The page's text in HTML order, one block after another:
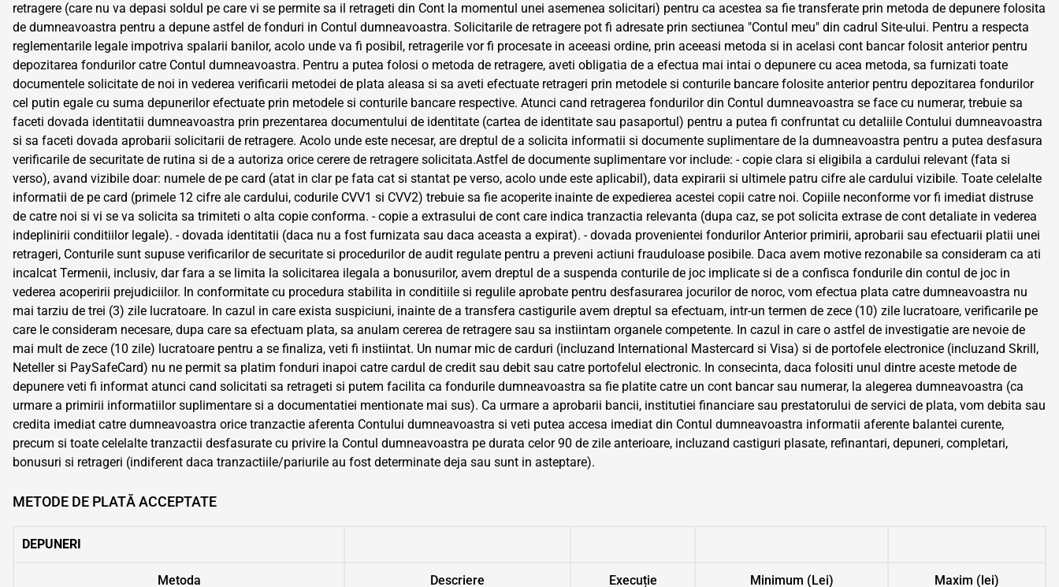
retragere (care nu va depasi soldul pe care vi se permite sa il retrageti din Cont la momentul unei asemenea solicitari) pentru ca acestea sa fie transferate prin metoda de depunere folosita
de dumneavoastra pentru a depune astfel de fonduri in Contul dumneavoastra. Solicitarile de retragere pot fi adresate prin sectiunea "Contul meu" din cadrul Site-ului. Pentru a respecta
reglementarile legale impotriva spalarii banilor, acolo unde va fi posibil, retragerile vor fi procesate in aceeasi ordine, prin aceeasi metoda si in acelasi cont bancar folosit anterior pentru
depozitarea fondurilor catre Contul dumneavoastra. Pentru a putea folosi o metoda de retragere, aveti obligatia de a efectua mai intai o depunere cu acea metoda, sa furnizati toate
documentele solicitate de noi in vederea verificarii metodei de plata aleasa si sa aveti efectuate retrageri prin metodele si conturile bancare folosite anterior pentru depozitarea fondurilor
cel putin egale cu suma depunerilor efectuate prin metodele si conturile bancare respective. Atunci cand retragerea fondurilor din Contul dumneavoastra se face cu numerar, trebuie sa
faceti dovada identitatii dumneavoastra prin prezentarea documentului de identitate (cartea de identitate sau pasaportul) pentru a putea fi confruntat cu detaliile Contului dumneavoastra
si sa faceti dovada aprobarii solicitarii de retragere. Acolo unde este necesar, are dreptul de a solicita informatii si documente suplimentare de la dumneavoastra pentru a putea desfasura
verificarile de securitate de rutina si de a autoriza orice cerere de retragere solicitata.Astfel de documente suplimentare vor include: - copie clara si eligibila a cardului relevant (fata si
verso), avand vizibile doar: numele de pe card (atat in clar pe fata cat si stantat pe verso, acolo unde este aplicabil), data expirarii si ultimele patru cifre ale cardului vizibile. Toate celelalte
informatii de pe card (primele 12 cifre ale cardului, codurile CVV1 si CVV2) trebuie sa fie acoperite inainte de expedierea acestei copii catre noi. Copiile neconforme vor fi imediat distruse
de catre noi si vi se va solicita sa trimiteti o alta copie conforma. - copie a extrasului de cont care indica tranzactia relevanta (dupa caz, se pot solicita extrase de cont detaliate in vederea
indeplinirii conditiilor legale). - dovada identitatii (daca nu a fost furnizata sau daca aceasta a expirat). - dovada provenientei fondurilor Anterior primirii, aprobarii sau efectuarii platii unei
retrageri, Conturile sunt supuse verificarilor de securitate si procedurilor de audit regulate pentru a preveni actiuni frauduloase posibile. Daca avem motive rezonabile sa consideram ca ati
incalcat Termenii, inclusiv, dar fara a se limita la solicitarea ilegala a bonusurilor, avem dreptul de a suspenda conturile de joc implicate si de a confisca fondurile din contul de joc in
vederea acoperirii prejudiciilor. In conformitate cu procedura stabilita in conditiile si regulile aprobate pentru desfasurarea jocurilor de noroc, vom efectua plata catre dumneavoastra nu
mai tarziu de trei (3) zile lucratoare. In cazul in care exista suspiciuni, inainte de a transfera castigurile avem dreptul sa efectuam, intr-un termen de zece (10) zile lucratoare, verificarile pe
care le consideram necesare, dupa care sa efectuam plata, sa anulam cererea de retragere sau sa instiintam organele competente. In cazul in care o astfel de investigatie are nevoie de
mai mult de zece (10 zile) lucratoare pentru a se finaliza, veti fi instiintat. Un numar mic de carduri (incluzand International Mastercard si Visa) si de portofele electronice (incluzand Skrill,
Neteller si PaySafeCard) nu ne permit sa platim fonduri inapoi catre cardul de credit sau debit sau catre portofelul electronic. In consecinta, daca folositi unul dintre aceste metode de
depunere veti fi informat atunci cand solicitati sa retrageti si putem facilita ca fondurile dumneavoastra sa fie platite catre un cont bancar sau numerar, la alegerea dumneavoastra (ca
urmare a primirii informatiilor suplimentare si a documentatiei mentionate mai sus). Ca urmare a aprobarii bancii, institutiei financiare sau prestatorului de servici de plata, vom debita sau
credita imediat catre dumneavoastra orice tranzactie aferenta Contului dumneavoastra si veti putea accesa imediat din Contul dumneavoastra informatii aferente balantei curente,
precum si toate celelalte tranzactii desfasurate cu privire la Contul dumneavoastra pe durata celor 90 de zile anterioare, incluzand castiguri plasate, refinantari, depuneri, completari,
bonusuri si retrageri (indiferent daca tranzactiile/pariurile au fost determinate deja sau sunt in asteptare).
METODE DE PLATĂ ACCEPTATE
DEPUNERI
Metoda Descriere Execuție Minimum (Lei) Maxim (lei)